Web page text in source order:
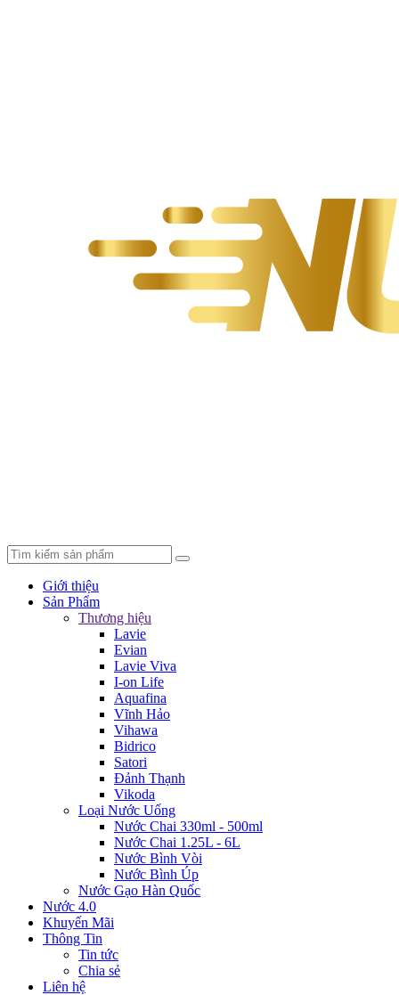
Giới thiệu
Sản Phẩm
Thương hiệu
Lavie
Evian
Lavie Viva
I-on Life
Aquafina
Vĩnh Hảo
Vihawa
Bidrico
Satori
Đảnh Thạnh
Vikoda
Loại Nước Uống
Nước Chai 330ml - 500ml
Nước Chai 1.25L - 6L
Nước Bình Vòi
Nước Bình Úp
Nước Gạo Hàn Quốc
Nước 4.0
Khuyến Mãi
Thông Tin
Tin tức
Chia sẻ
Liên hệ